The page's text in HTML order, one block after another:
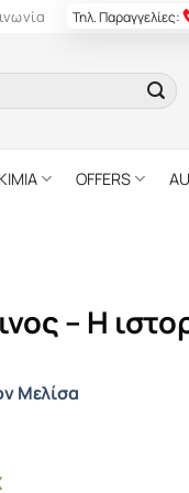
Τηλ. Παραγγελίες:
OFFERS
– Η
Μελίσα